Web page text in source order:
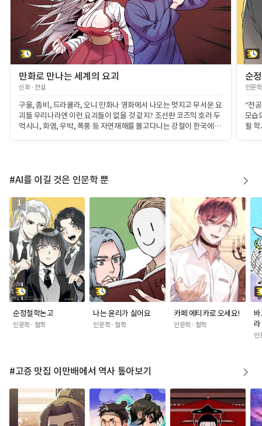
만화로 만나는 세계의 요괴
신화 · 전설
구울, 좀비, 드라큘라, 오니 만화나 영화에서 나오는 멋지고 무서운 요
괴들 우리나라엔 이런 요괴들이 없을 것 같지? 조선판 코즈믹 호러 두
억시니, 화염, 우박, 폭풍 등 자연재해를 몰고다니는 강철이 한국에도
순
인문
“전
모습
될
#AI를 이길 것은 인문학 뿐
1
순정철학논고
인문학 · 철학
나는 윤리가 싫어요
인문학 · 철학
카페 에티카로 오세요!
인문학 · 철학
인
#고증 맛집 이만배에서 역사 톺아보기